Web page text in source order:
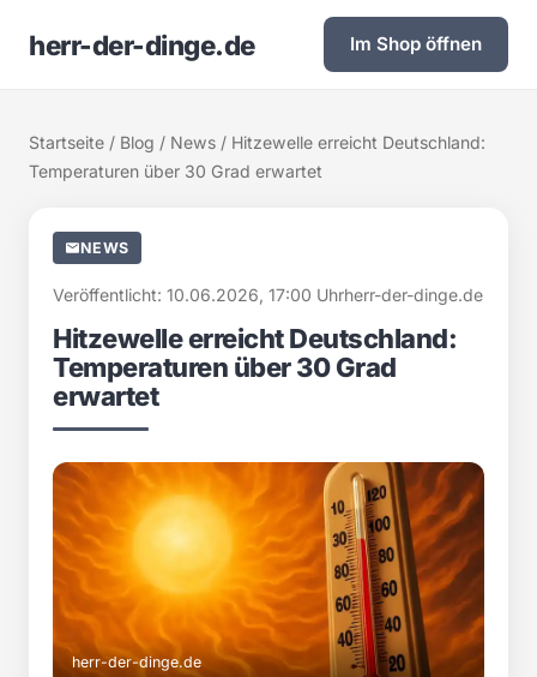
herr-der-dinge.de Im Shop öffnen
Startseite / Blog / News / Hitzewelle erreicht Deutschland:
Temperaturen über 30 Grad erwartet
NEWS
Veröffentlicht: 10.06.2026, 17:00 Uhrherr-der-dinge.de
Hitzewelle erreicht Deutschland:
Temperaturen über 30 Grad
erwartet
herr-der-dinge.de